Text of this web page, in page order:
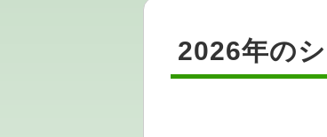
2026年の